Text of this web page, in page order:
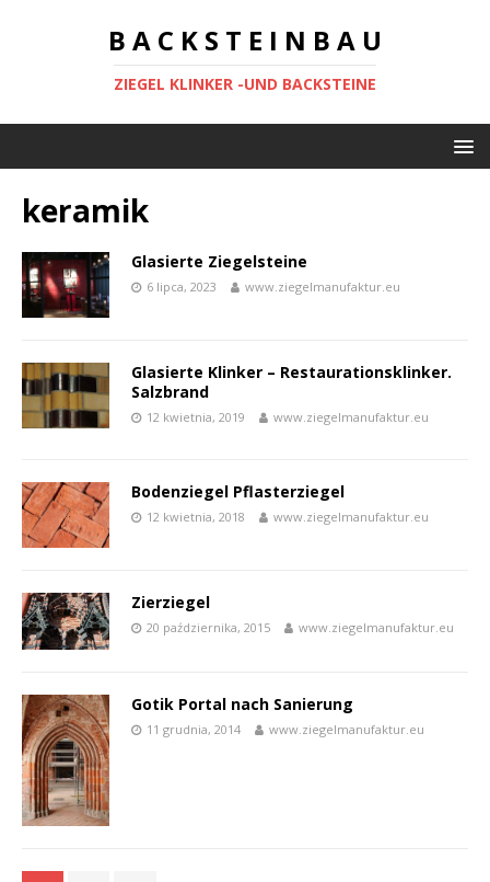
B A C K S T E I N B A U
ZIEGEL KLINKER -UND BACKSTEINE
keramik
Glasierte Ziegelsteine
6 lipca, 2023 www.ziegelmanufaktur.eu
Glasierte Klinker – Restaurationsklinker.
Salzbrand
12 kwietnia, 2019 www.ziegelmanufaktur.eu
Bodenziegel Pflasterziegel
12 kwietnia, 2018 www.ziegelmanufaktur.eu
Zierziegel
20 października, 2015 www.ziegelmanufaktur.eu
Gotik Portal nach Sanierung
11 grudnia, 2014 www.ziegelmanufaktur.eu